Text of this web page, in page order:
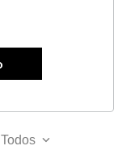
Todos